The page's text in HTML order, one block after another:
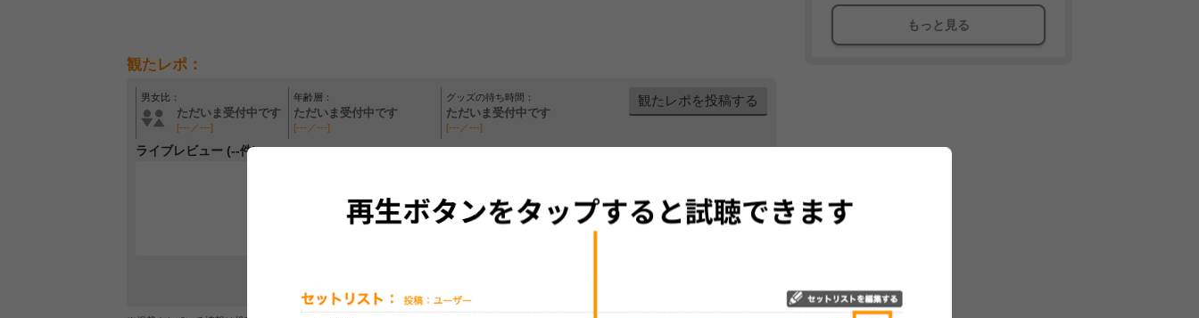
観たレポ：
男女比：
ただいま受付中です
[---／---]
年齢層：
ただいま受付中です
[---／---]
グッズの待ち時間：
ただいま受付中です
[---／---]
観たレポを投稿する
ライブレビュー (--件)
レビューはまだ投稿されていません。
最初のレビューを投稿してみませんか？
もっと見る